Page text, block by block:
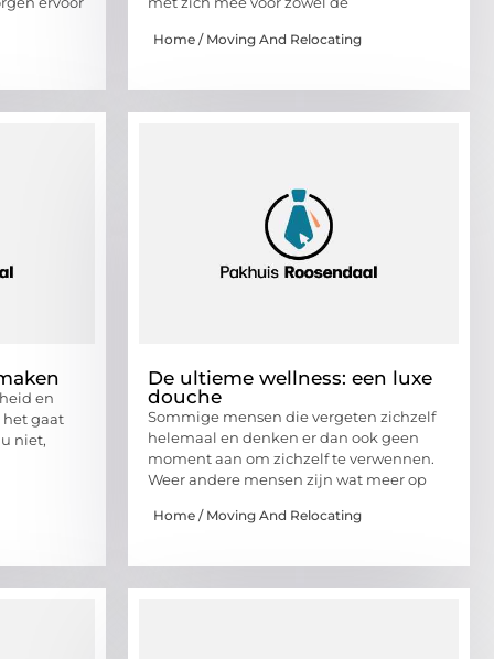
Home / Moving And Relocating
en
het gaat
niet,
De ultieme wellness: een luxe
douche
Sommige mensen die vergeten zichzelf
helemaal en denken er dan ook geen
moment aan om zichzelf te verwennen.
Weer andere mensen zijn wat meer op
Home / Moving And Relocating